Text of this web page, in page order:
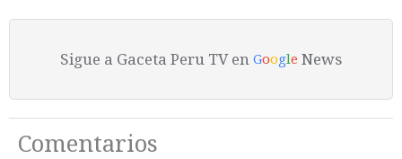
Sigue a Gaceta Peru TV en Google News
Comentarios